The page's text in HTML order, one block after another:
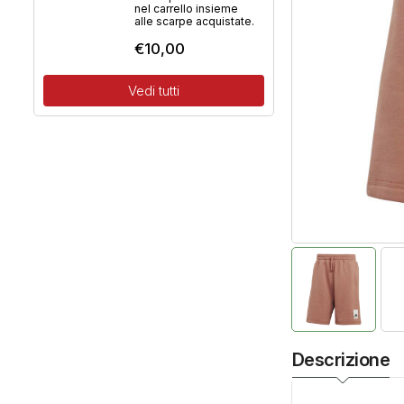
Descrizione
nel carrello insieme
alle scarpe acquistate.
€10,00
Vedi tutti